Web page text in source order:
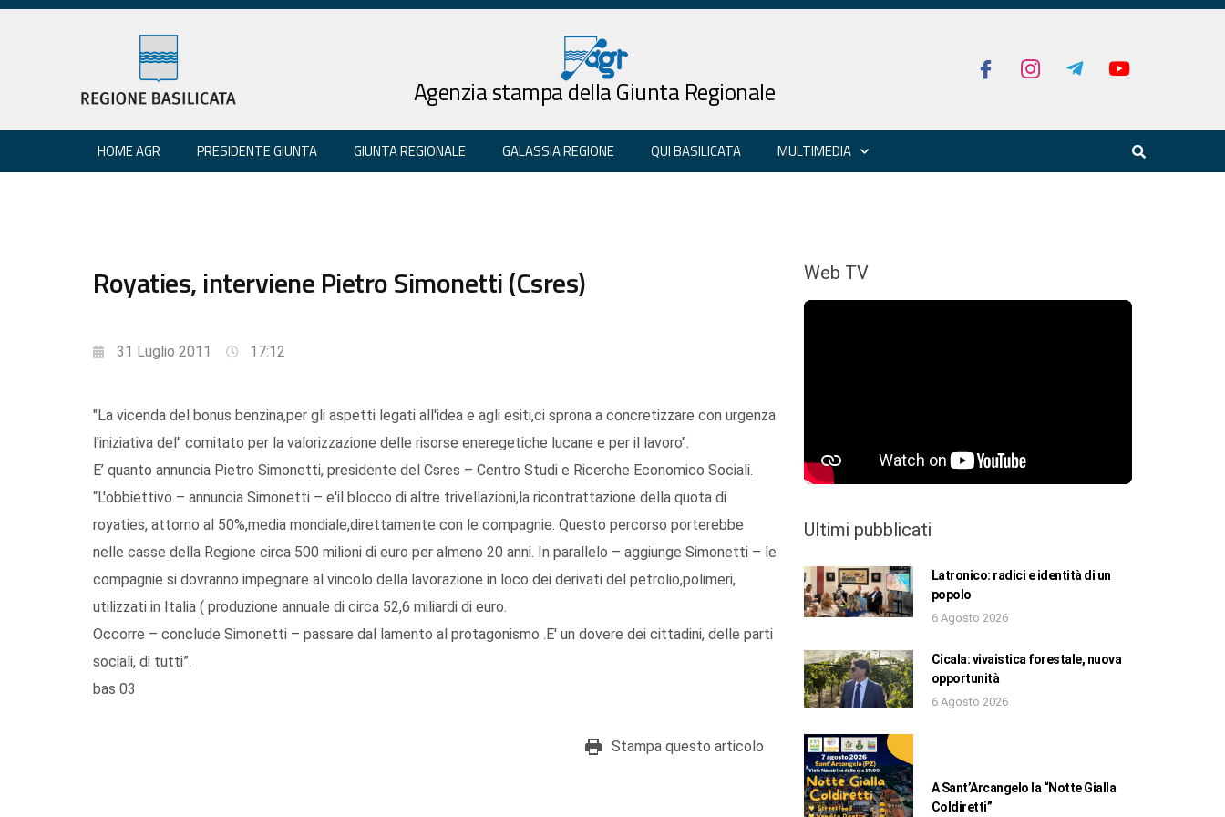
Agenzia stampa della Giunta Regionale
HOME AGR PRESIDENTE GIUNTA GIUNTA REGIONALE GALASSIA REGIONE QUI BASILICATA MULTIMEDIA
Royaties, interviene Pietro Simonetti (Csres)
31 Luglio 2011 17:12
"La vicenda del bonus benzina,per gli aspetti legati all'idea e agli esiti,ci sprona a concretizzare con urgenza
l'iniziativa del" comitato per la valorizzazione delle risorse eneregetiche lucane e per il lavoro".
E’ quanto annuncia Pietro Simonetti, presidente del Csres – Centro Studi e Ricerche Economico Sociali.
“L'obbiettivo – annuncia Simonetti – e'il blocco di altre trivellazioni,la ricontrattazione della quota di
royaties, attorno al 50%,media mondiale,direttamente con le compagnie. Questo percorso porterebbe
nelle casse della Regione circa 500 milioni di euro per almeno 20 anni. In parallelo – aggiunge Simonetti – le
compagnie si dovranno impegnare al vincolo della lavorazione in loco dei derivati del petrolio,polimeri,
utilizzati in Italia ( produzione annuale di circa 52,6 miliardi di euro.
Occorre – conclude Simonetti – passare dal lamento al protagonismo .E' un dovere dei cittadini, delle parti
sociali, di tutti”.
bas 03
Stampa questo articolo
Web TV
Ultimi pubblicati
Latronico: radici e identità di un
popolo
6 Agosto 2026
Cicala: vivaistica forestale, nuova
opportunità
6 Agosto 2026
A Sant’Arcangelo la “Notte Gialla
Coldiretti”